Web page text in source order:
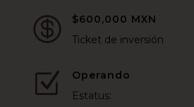

$600,000 MXN
Ticket de inversión
Z
Operando
Estatus: